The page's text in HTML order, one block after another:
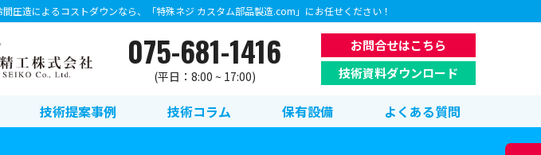
圧造によるコストダウンなら、「特殊ネジ カスタム部品製造.com」にお任せください！
075-681-1416
(平日：8:00 ~ 17:00)
お問合せはこちら
技術資料ダウンロード
技術提案事例 技術コラム 保有設備 よくある質問